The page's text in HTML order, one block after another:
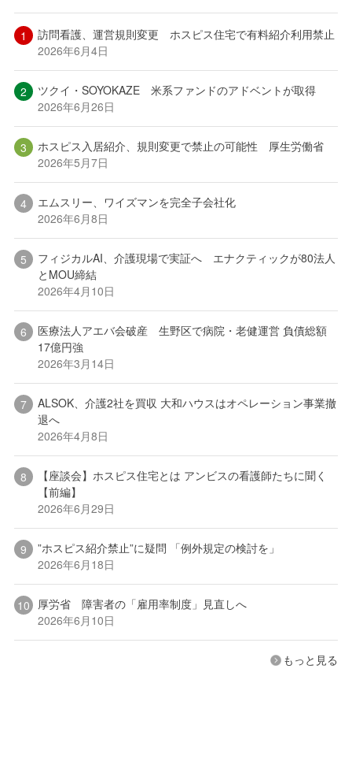
訪問看護、運営規則変更 ホスピス住宅で有料紹介利用禁止
2026年6月4日
ツクイ・SOYOKAZE 米系ファンドのアドベントが取得
2026年6月26日
ホスピス入居紹介、規則変更で禁止の可能性 厚生労働省
2026年5月7日
エムスリー、ワイズマンを完全子会社化
2026年6月8日
フィジカルAI、介護現場で実証へ エナクティックが80法人
とMOU締結
2026年4月10日
医療法人アエバ会破産 生野区で病院・老健運営 負債総額
17億円強
2026年3月14日
ALSOK、介護2社を買収 大和ハウスはオペレーション事業撤
退へ
2026年4月8日
【座談会】ホスピス住宅とは アンビスの看護師たちに聞く
【前編】
2026年6月29日
”ホスピス紹介禁止”に疑問 「例外規定の検討を」
2026年6月18日
厚労省 障害者の「雇用率制度」見直しへ
2026年6月10日
もっと見る